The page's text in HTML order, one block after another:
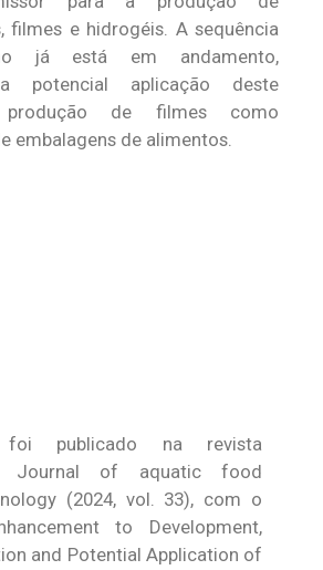
filmes e hidrogéis. A sequência
já está em andamento,
potencial aplicação deste
de filmes como
embalagens de alimentos.
publicado na revista
Journal of aquatic food
(2024, vol. 33), com o
to Development,
and Potential Application of